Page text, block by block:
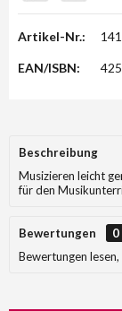
Artikel-Nr.:
EAN/ISBN:
Beschreibung
Musizieren leicht
für den
Bewertungen
0
Bewertungen